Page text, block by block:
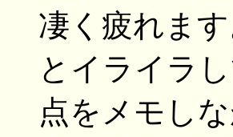
凄く疲れま
とイライラ
点をメモし